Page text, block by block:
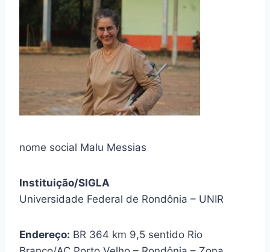
nome social Malu Messias
Instituição/SIGLA
Universidade Federal de Rondônia – UNIR
Endereço: BR 364 km 9,5 sentido Rio